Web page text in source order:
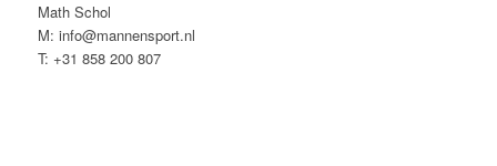
Math Schol
M: info@mannensport.nl
T: +31 858 200 807